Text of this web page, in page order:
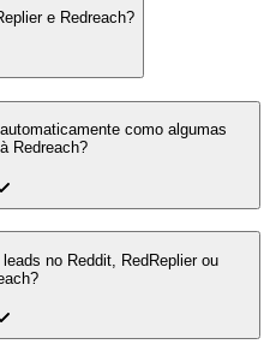
e Redreach?
como algumas
Redreach?
no Reddit, RedReplier ou